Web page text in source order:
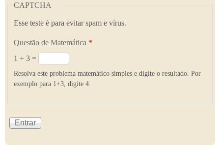
CAPTCHA
Esse teste é para evitar spam e vírus.
Questão de Matemática *
1 + 3 =
Resolva este problema matemático simples e digite o resultado. Por
exemplo para 1+3, digite 4.